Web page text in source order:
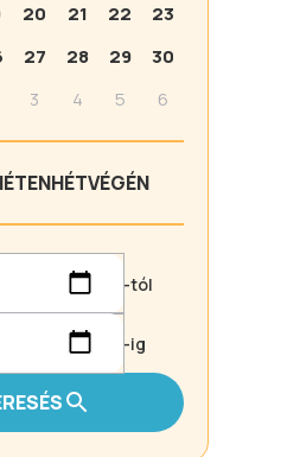
20 21 22
23
27 28 29
30
3 4 5 6
HÉTVÉGÉN
-tól
-ig